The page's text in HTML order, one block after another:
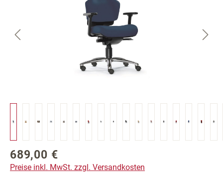
Regulärer Preis:
689,00 €
Preise inkl. MwSt. zzgl. Versandkosten